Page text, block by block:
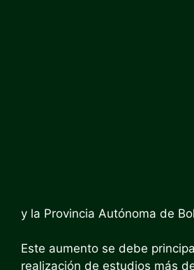
y la Provincia Autónoma de
Este aumento se debe
realización de estudios más